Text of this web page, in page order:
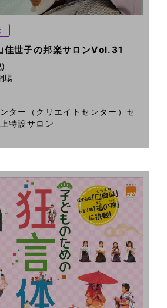
佳世子の邦楽サロンVol.31
場
ター（クリエイトセンター）セ
特設サロン